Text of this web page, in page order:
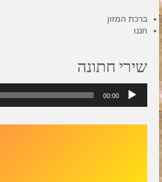
ברכת המזון
חננו
שירי חתונה
אודיו
00:00